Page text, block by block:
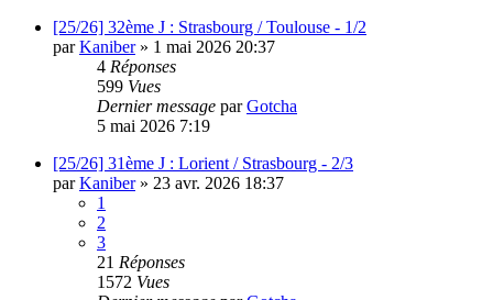
[25/26] 32ème J : Strasbourg / Toulouse - 1/2
parKaniber» 1 mai 2026 20:37
4 Réponses
599 Vues
Dernier message parGotcha
5 mai 2026 7:19
[25/26] 31ème J : Lorient / Strasbourg - 2/3
parKaniber» 23 avr. 2026 18:37
1
2
3
21 Réponses
1572 Vues